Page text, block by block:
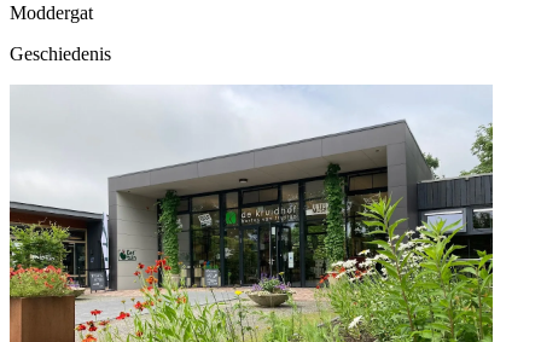
Moddergat
Geschiedenis